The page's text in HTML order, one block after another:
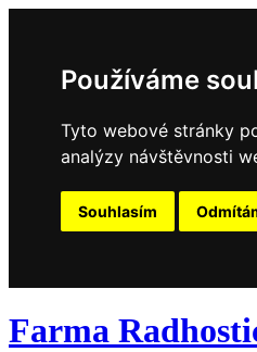
Používáme
Tyto webové stránky
analýzy návštěvnosti
Souhlasím
Farma